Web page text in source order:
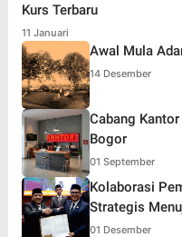
Kurs Terbaru
11 Januari
Awal Mula
14 Desember
Cabang
Bogor
01 September
Kolaborasi
Strategis
01 Desember